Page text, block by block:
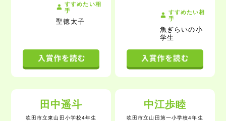
すすめたい相
手
聖徳太子
すすめたい相
手
魚ぎらいの小
学生
田中遥斗
吹田市立東山田小学校4年生
中江歩睦
吹田市立山田第一小学校4年生